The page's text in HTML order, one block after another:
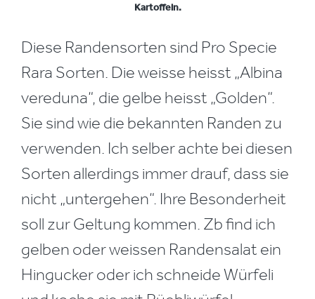
Kartoffeln.
Diese Randensorten sind Pro Specie
Rara Sorten. Die weisse heisst „Albina
vereduna“, die gelbe heisst „Golden“.
Sie sind wie die bekannten Randen zu
verwenden. Ich selber achte bei diesen
Sorten allerdings immer drauf, dass sie
nicht „untergehen“. Ihre Besonderheit
soll zur Geltung kommen. Zb find ich
gelben oder weissen Randensalat ein
Hingucker oder ich schneide Würfeli